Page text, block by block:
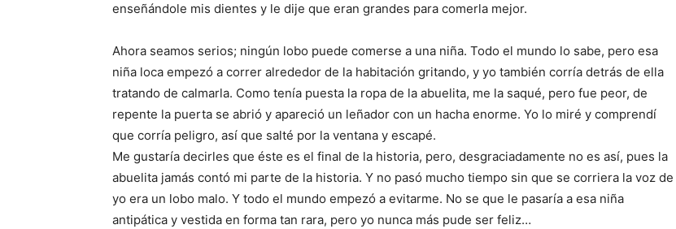
enseñándole mis dientes y le dije que eran grandes para comerla mejor.
Ahora seamos serios; ningún lobo puede comerse a una niña. Todo el mundo lo sabe, pero esa
niña loca empezó a correr alrededor de la habitación gritando, y yo también corría detrás de ella
tratando de calmarla. Como tenía puesta la ropa de la abuelita, me la saqué, pero fue peor, de
repente la puerta se abrió y apareció un leñador con un hacha enorme. Yo lo miré y comprendí
que corría peligro, así que salté por la ventana y escapé.
Me gustaría decirles que éste es el final de la historia, pero, desgraciadamente no es así, pues la
abuelita jamás contó mi parte de la historia. Y no pasó mucho tiempo sin que se corriera la voz de
yo era un lobo malo. Y todo el mundo empezó a evitarme. No se que le pasaría a esa niña
antipática y vestida en forma tan rara, pero yo nunca más pude ser feliz…